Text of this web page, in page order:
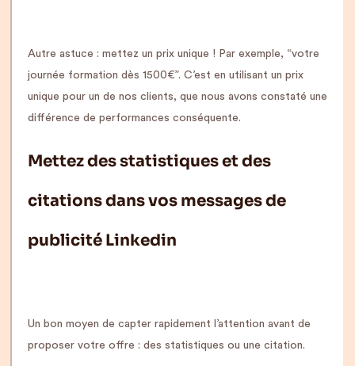
Autre astuce : mettez un prix unique ! Par exemple, “votre
journée formation dès 1500€”. C’est en utilisant un prix
unique pour un de nos clients, que nous avons constaté une
différence de performances conséquente.
Mettez des statistiques et des
citations dans vos messages de
publicité Linkedin
Un bon moyen de capter rapidement l’attention avant de
proposer votre offre : des statistiques ou une citation.